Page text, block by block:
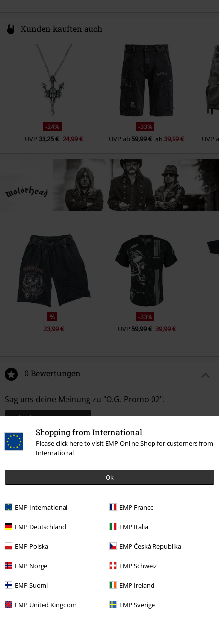
Shopping from International
Please click here to visit EMP Online Shop for customers from
International
Ok
EMP International EMP France
EMP Deutschland EMP Italia
EMP Polska EMP Česká Republika
EMP Norge EMP Schweiz
EMP Suomi EMP Ireland
EMP United Kingdom EMP Sverige
Kunden kauften auch
-24%
UVP 33,25 € 24,99 €
-33%
UVP ab59,99 € ab39,99 € UVP
%
23,99 €
-33%
UVP 59,99 € 39,99 €
0 Bewertungen
Sag uns deine Meinung zu "O.G. Promo 02".
Schreibe eine Bewertung
Zuletzt angesehene Artikel